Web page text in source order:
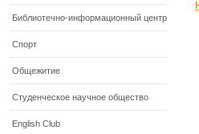
Библиотечно-информационный центр
Спорт
Общежитие
Студенческое научное общество
English Club